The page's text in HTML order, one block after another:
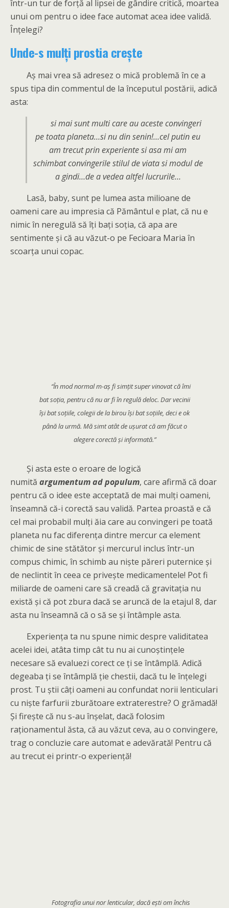
într-un tur de forță al lipsei de gândire critică, moartea
unui om pentru o idee face automat acea idee validă.
Înțelegi?
Unde-s mulți prostia crește
Aș mai vrea să adresez o mică problemă în ce a
spus tipa din commentul de la începutul postării, adică
asta:
si mai sunt multi care au aceste convingeri
pe toata planeta…si nu din senin!…cel putin eu
am trecut prin experiente si asa mi am
schimbat convingerile stilul de viata si modul de
a gindi…de a vedea altfel lucrurile…
Lasă, baby, sunt pe lumea asta milioane de
oameni care au impresia că Pământul e plat, că nu e
nimic în neregulă să îți bați soția, că apa are
sentimente și că au văzut-o pe Fecioara Maria în
scoarța unui copac.
“În mod normal m-aș fi simțit super vinovat că îmi
bat soția, pentru că nu ar fi în regulă deloc. Dar vecinii
își bat soțiile, colegii de la birou își bat soțiile, deci e ok
până la urmă. Mă simt atât de ușurat că am făcut o
alegere corectă și informată.”
Și asta este o eroare de logică
numită argumentum ad populum, care afirmă că doar
pentru că o idee este acceptată de mai mulți oameni,
înseamnă că-i corectă sau validă. Partea proastă e că
cel mai probabil mulți ăia care au convingeri pe toată
planeta nu fac diferența dintre mercur ca element
chimic de sine stătător și mercurul inclus într-un
compus chimic, în schimb au niște păreri puternice și
de neclintit în ceea ce privește medicamentele! Pot fi
miliarde de oameni care să creadă că gravitația nu
există și că pot zbura dacă se aruncă de la etajul 8, dar
asta nu înseamnă că o să se și întâmple asta.
Experiența ta nu spune nimic despre validitatea
acelei idei, atâta timp cât tu nu ai cunoștințele
necesare să evaluezi corect ce ți se întâmplă. Adică
degeaba ți se întâmplă ție chestii, dacă tu le înțelegi
prost. Tu știi câți oameni au confundat norii lenticulari
cu niște farfurii zburătoare extraterestre? O grămadă!
Și firește că nu s-au înșelat, dacă folosim
raționamentul ăsta, că au văzut ceva, au o convingere,
trag o concluzie care automat e adevărată! Pentru că
au trecut ei printr-o experiență!
Fotografia unui nor lenticular, dacă ești om închis